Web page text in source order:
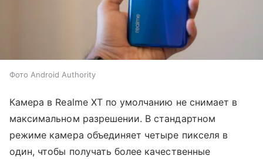
Фото Android Authority
Камера в Realme XT по умолчанию не снимает в
максимальном разрешении. В стандартном
режиме камера объединяет четыре пикселя в
один, чтобы получать более качественные